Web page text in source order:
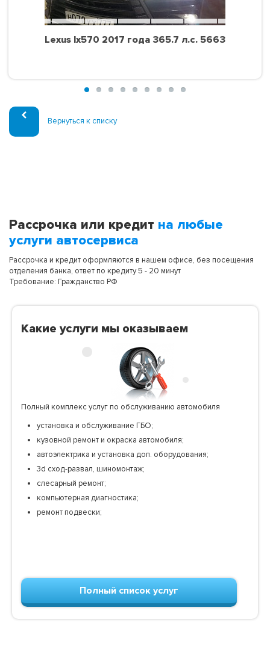
Lexus lx570 2017 года 365.7 л.с. 5663
Вернуться к списку
Рассрочка или кредит на любые
услуги автосервиса
Рассрочка и кредит оформляются в нашем офисе, без посещения
отделения банка, ответ по кредиту 5 - 20 минут
Требование: Гражданство РФ
Какие услуги мы оказываем
Полный комплекс услуг по обслуживанию автомобиля
установка и обслуживание ГБО;
кузовной ремонт и окраска автомобиля;
автоэлектрика и установка доп. оборудования;
3d сход-развал, шиномонтаж;
слесарный ремонт;
компьютерная диагностика;
ремонт подвески;
Полный список услуг